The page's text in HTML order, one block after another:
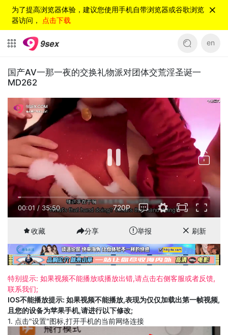
为了提高浏览器体验，建议您使用手机自带浏览器或谷歌浏览
器访问， 点击下载
en
国产AV一那一夜的交换礼物派对团体交荒淫圣诞一
MD262
00:01/ 35:50 720P
收藏 分享 举报 刷新
特别提示: 如果视频不能播放或播放出错,请点击右侧客服或者反馈,
联系我们;
IOS不能播放提示: 如果视频不能播放,表现为仅仅加载出第一帧视频,
且您的设备为苹果手机,请进行以下修改;
1. 点击"设置"图标,打开手机的当前网络连接